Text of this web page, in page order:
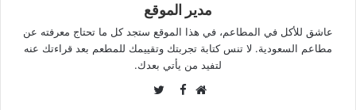
مدير الموقع
عاشق للأكل في المطاعم، في هذا الموقع ستجد كل ما تحتاج معرفته عن
مطاعم السعودية. لا تنس كتابة تجربتك وتقييمك للمطعم بعد قراءتك عنه
لتفيد من يأتي بعدك.
Facebook